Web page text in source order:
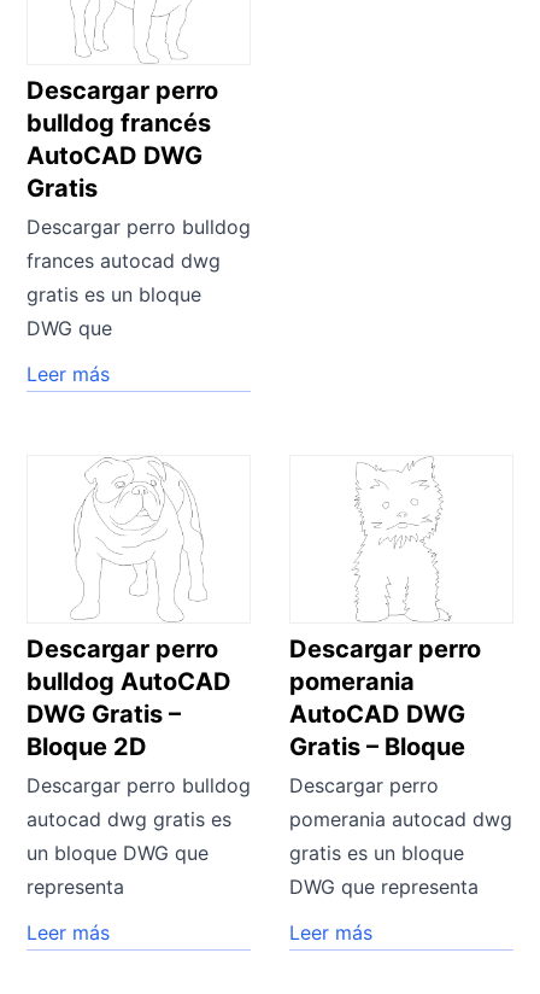
Descargar perro
bulldog francés
AutoCAD DWG
Gratis
Descargar perro bulldog
frances autocad dwg
gratis es un bloque
DWG que
Leer más
Descargar perro
bulldog AutoCAD
DWG Gratis –
Bloque 2D
Descargar perro bulldog
autocad dwg gratis es
un bloque DWG que
representa
Leer más
Descargar perro
pomerania
AutoCAD DWG
Gratis – Bloque
Descargar perro
pomerania autocad dwg
gratis es un bloque
DWG que representa
Leer más